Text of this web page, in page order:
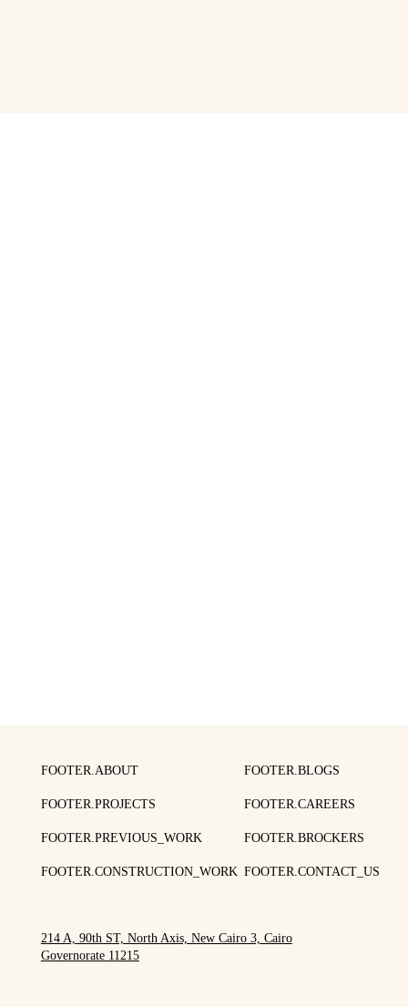
FOOTER.ABOUT
FOOTER.PROJECTS
FOOTER.PREVIOUS_WORK
FOOTER.CONSTRUCTION_WORK
FOOTER.BLOGS
FOOTER.CAREERS
FOOTER.BROCKERS
FOOTER.CONTACT_US
214 A, 90th ST, North Axis, New Cairo 3, Cairo
Governorate 11215